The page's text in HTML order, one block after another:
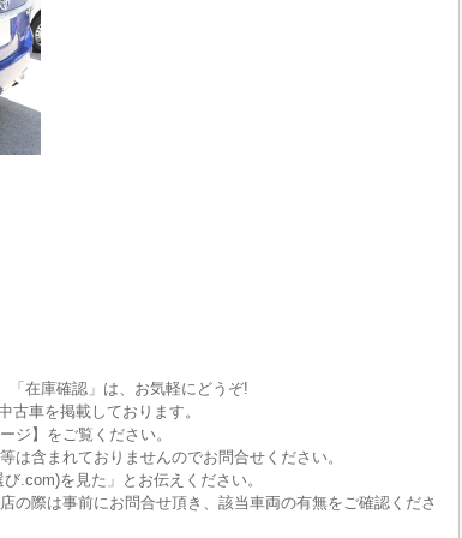
「在庫確認」は、お気軽にどうぞ!
車を掲載しております。
ジ】をご覧ください。
は含まれておりませんのでお問合せください。
.com)を見た」とお伝えください。
の際は事前にお問合せ頂き、該当車両の有無をご確認くださ